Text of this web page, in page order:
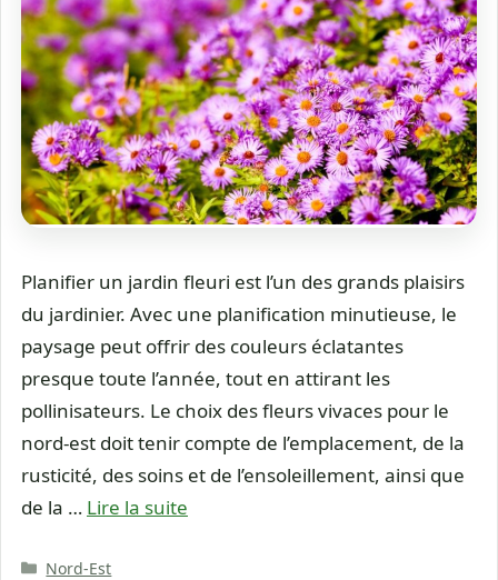
Planifier un jardin fleuri est l’un des grands plaisirs
du jardinier. Avec une planification minutieuse, le
paysage peut offrir des couleurs éclatantes
presque toute l’année, tout en attirant les
pollinisateurs. Le choix des fleurs vivaces pour le
nord-est doit tenir compte de l’emplacement, de la
rusticité, des soins et de l’ensoleillement, ainsi que
de la … Lire la suite
Catégories
Nord-Est